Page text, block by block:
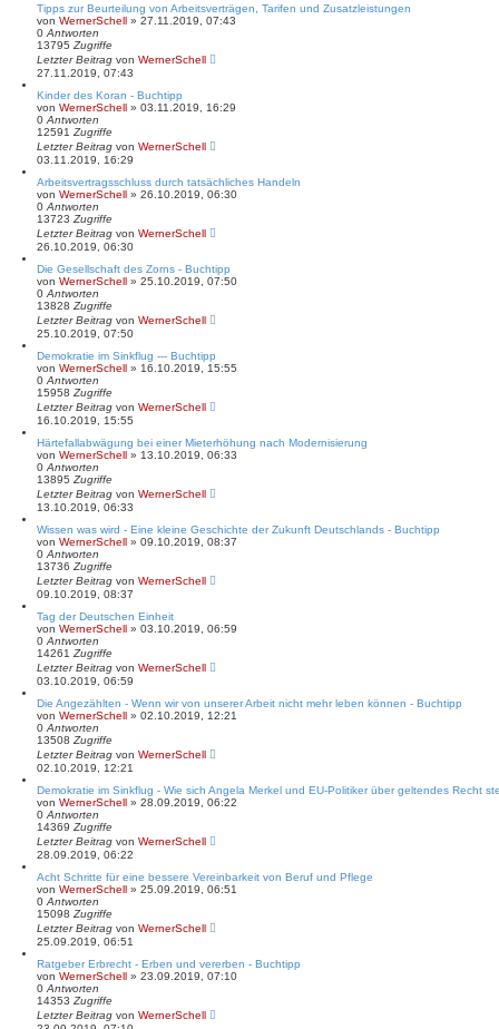
Tipps zur Beurteilung von Arbeitsverträgen, Tarifen und Zusatzleistungen
von WernerSchell » 27.11.2019, 07:43
0 Antworten
13795 Zugriffe
Letzter Beitrag von WernerSchell
27.11.2019, 07:43
Kinder des Koran - Buchtipp
von WernerSchell » 03.11.2019, 16:29
0 Antworten
12591 Zugriffe
Letzter Beitrag von WernerSchell
03.11.2019, 16:29
Arbeitsvertragsschluss durch tatsächliches Handeln
von WernerSchell » 26.10.2019, 06:30
0 Antworten
13723 Zugriffe
Letzter Beitrag von WernerSchell
26.10.2019, 06:30
Die Gesellschaft des Zorns - Buchtipp
von WernerSchell » 25.10.2019, 07:50
0 Antworten
13828 Zugriffe
Letzter Beitrag von WernerSchell
25.10.2019, 07:50
Demokratie im Sinkflug --- Buchtipp
von WernerSchell » 16.10.2019, 15:55
0 Antworten
15958 Zugriffe
Letzter Beitrag von WernerSchell
16.10.2019, 15:55
Härtefallabwägung bei einer Mieterhöhung nach Modernisierung
von WernerSchell » 13.10.2019, 06:33
0 Antworten
13895 Zugriffe
Letzter Beitrag von WernerSchell
13.10.2019, 06:33
Wissen was wird - Eine kleine Geschichte der Zukunft Deutschlands - Buchtipp
von WernerSchell » 09.10.2019, 08:37
0 Antworten
13736 Zugriffe
Letzter Beitrag von WernerSchell
09.10.2019, 08:37
Tag der Deutschen Einheit
von WernerSchell » 03.10.2019, 06:59
0 Antworten
14261 Zugriffe
Letzter Beitrag von WernerSchell
03.10.2019, 06:59
Die Angezählten - Wenn wir von unserer Arbeit nicht mehr leben können - Buchtipp
von WernerSchell » 02.10.2019, 12:21
0 Antworten
13508 Zugriffe
Letzter Beitrag von WernerSchell
02.10.2019, 12:21
Demokratie im Sinkflug - Wie sich Angela Merkel und EU-Politiker über geltendes Recht
von WernerSchell » 28.09.2019, 06:22
0 Antworten
14369 Zugriffe
Letzter Beitrag von WernerSchell
28.09.2019, 06:22
Acht Schritte für eine bessere Vereinbarkeit von Beruf und Pflege
von WernerSchell » 25.09.2019, 06:51
0 Antworten
15098 Zugriffe
Letzter Beitrag von WernerSchell
25.09.2019, 06:51
Ratgeber Erbrecht - Erben und vererben - Buchtipp
von WernerSchell » 23.09.2019, 07:10
0 Antworten
14353 Zugriffe
Letzter Beitrag von WernerSchell